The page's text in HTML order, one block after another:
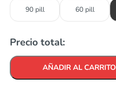
90 pill 60 pill
Precio total:
AÑADIR AL CARRITO